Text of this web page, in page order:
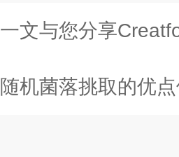
一文与您分享Creatform三维
随机菌落挑取的优